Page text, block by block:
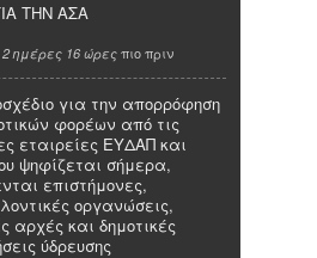
ΤΗΝ ΑΣΑ
2 ημέρες 16 ώρες πιο πριν
για την απορρόφηση
φορέων από τις
εταιρείες ΕΥΔΑΠ και
ψηφίζεται σήμερα,
επιστήμονες,
οργανώσεις,
αρχές και δημοτικές
ύδρευσης